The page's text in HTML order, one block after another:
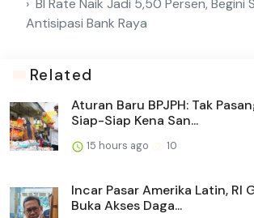
BI Rate Naik Jadi 5,50 Persen, Begini
Antisipasi Bank Raya
Related
Aturan Baru BPJPH: Tak
Siap-Siap Kena San...
15 hours ago 10
Incar Pasar Amerika Latin, RI
Buka Akses Daga...